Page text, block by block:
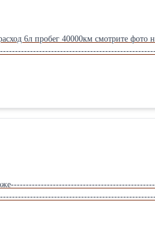
расход 6л пробег 40000км